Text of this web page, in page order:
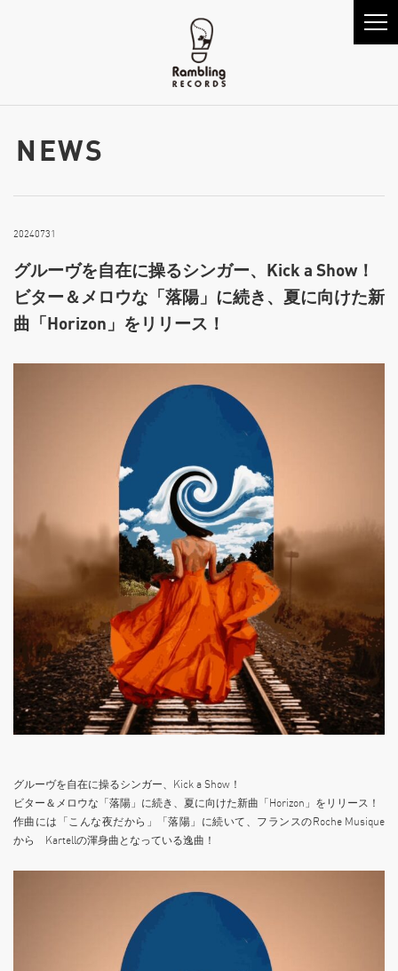
NEWS
20240731
グルーヴを自在に操るシンガー、Kick a Show！
ビター＆メロウな「落陽」に続き、夏に向けた新
曲「Horizon」をリリース！
グルーヴを自在に操るシンガー、Kick a Show！
ビター＆メロウな「落陽」に続き、夏に向けた新曲「Horizon」をリリース！
作曲には「こんな夜だから」「落陽」に続いて、フランスのRoche Musique
から Kartellの渾身曲となっている逸曲！